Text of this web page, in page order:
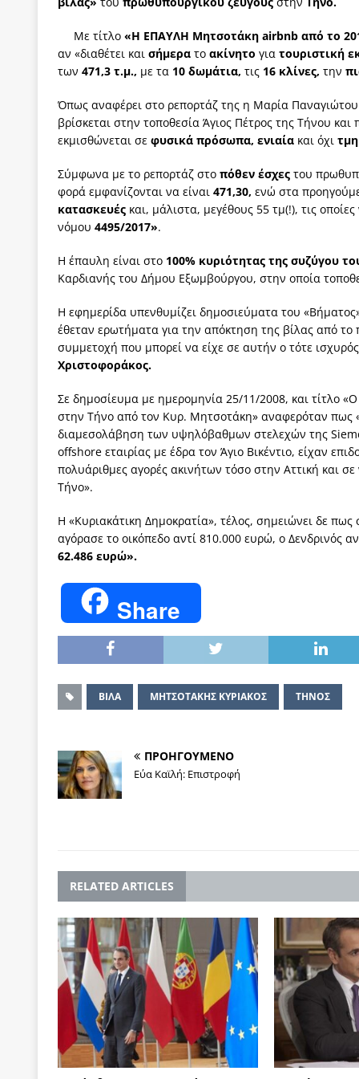
εμβληματικό «Πολίτη Κέιν»
ΠΑΡΕΜΒΑΣΕΙΣ
[ 3 Αυγούστου 2026 ] Το Νομικό DNA του
[ 3 Αυγούστου 2026 ]
Το γάλλιο και η
[ 3 Αυγούστου 2026 ] «Εδοξάσθη κρυπτομένη
[ 3 Αυγούστου 2026 ] Να σπάσουμε τους δήμους
[ 2 Αυγούστου 2026 ] Σκορδαλιά χωρίς σκόρδο:
Με τίτλο «Η ΕΠΑΥΛΗ Μητσοτάκη airbnb από το
αν «διαθέτει και σήμερα το ακίνητο για τουριστική
των 471,3 τ.μ., με τα 10 δωμάτια, τις 16 κλίνες, την
Όπως αναφέρει στο ρεπορτάζ της η Μαρία
βρίσκεται στην τοποθεσία Άγιος Πέτρος της Τήνου και
εκμισθώνεται σε φυσικά πρόσωπα, ενιαία και όχι
Σύμφωνα με το ρεπορτάζ στο πόθεν έσχες του
φορά εμφανίζονται να είναι 471,30, ενώ στα
κατασκευές και, μάλιστα, μεγέθους 55 τμ(!), τις
νόμου 4495/2017».
Η έπαυλη είναι στο 100% κυριότητας της συζύγου
Καρδιανής του Δήμου Εξωμβούργου, στην οποία
Η εφημερίδα υπενθυμίζει δημοσιεύματα του
έθεταν ερωτήματα για την απόκτηση της βίλας από το
συμμετοχή που μπορεί να είχε σε αυτήν ο τότε
Χριστοφοράκος.
Σε δημοσίευμα με ημερομηνία 25/11/2008, και τίτλο
στην Τήνο από τον Κυρ. Μητσοτάκη» αναφερόταν πως
διαμεσολάβηση των υψηλόβαθμων στελεχών της
offshore εταιρίας με έδρα τον Άγιο Βικέντιο, είχαν
πολυάριθμες αγορές ακινήτων τόσο στην Αττική και
Τήνο».
Η «Κυριακάτικη Δημοκρατία», τέλος, σημειώνει δε
αγόρασε το οικόπεδο αντί 810.000 ευρώ, ο Δενδρινός
62.486 ευρώ».
Share
ΒΙΛΑ ΜΗΤΣΟΤΑΚΗΣ ΚΥΡΙΑΚΟΣ ΤΗΝΟΣ
ΠΡΟΗΓΟΥΜΕΝΟ
Εύα Καϊλή: Επιστροφή
RELATED ARTICLES